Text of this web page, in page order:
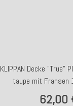
KLIPPAN Decke "True"
taupe mit Fransen
62,00